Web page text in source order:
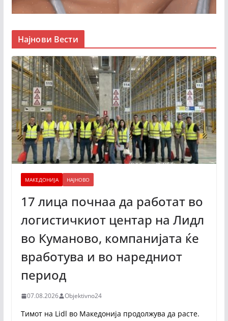
Најнови Вести
МАКЕДОНИЈА НАЈНОВО
17 лица почнаа да работат во
логистичкиот центар на Лидл
во Куманово, компанијата ќе
вработува и во наредниот
период
07.08.2026 Objektivno24
Тимот на Lidl во Македонија продолжува да расте.